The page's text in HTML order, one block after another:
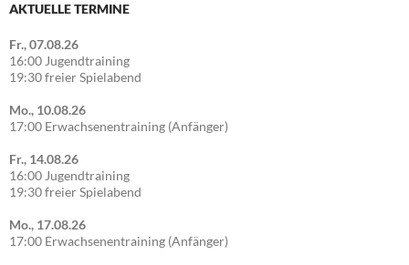
AKTUELLE TERMINE
Fr., 07.08.26
16:00 Jugendtraining
19:30 freier Spielabend
Mo., 10.08.26
17:00 Erwachsenentraining (Anfänger)
Fr., 14.08.26
16:00 Jugendtraining
19:30 freier Spielabend
Mo., 17.08.26
17:00 Erwachsenentraining (Anfänger)